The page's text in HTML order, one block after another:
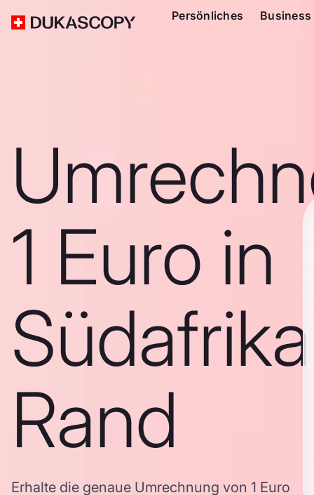
Persönliches Business
1 Euro in
Rand
Erhalte die genaue Umrechnung von 1 Euro